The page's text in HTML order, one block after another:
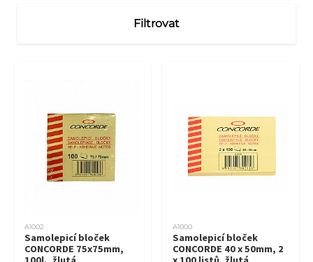
Filtrovat
A1002
Samolepicí bloček
CONCORDE 75x75mm,
A1000
Samolepicí bloček
CONCORDE 40 x 50mm, 2